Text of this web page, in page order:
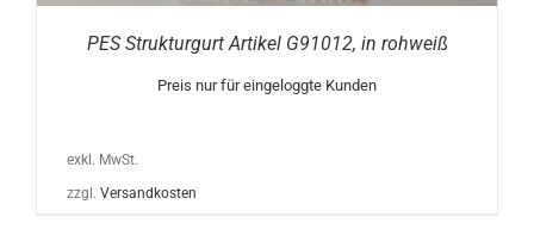
PES Strukturgurt Artikel G91012, in rohweiß
Preis nur für eingeloggte Kunden
exkl. MwSt.
zzgl. Versandkosten